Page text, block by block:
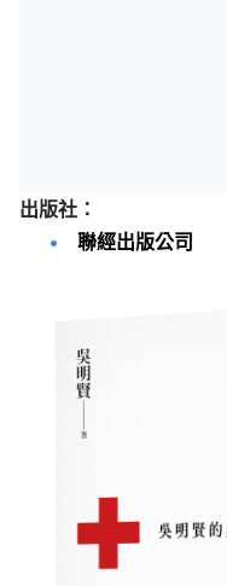
出版社：
聯經出版公司